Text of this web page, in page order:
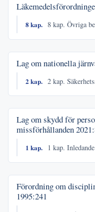
8 kap. 8 kap. Övriga
Lag om nationella
2 kap. 2 kap.
Lag om skydd för
missförhållanden
1 kap. 1 kap.
Förordning om
1995:241